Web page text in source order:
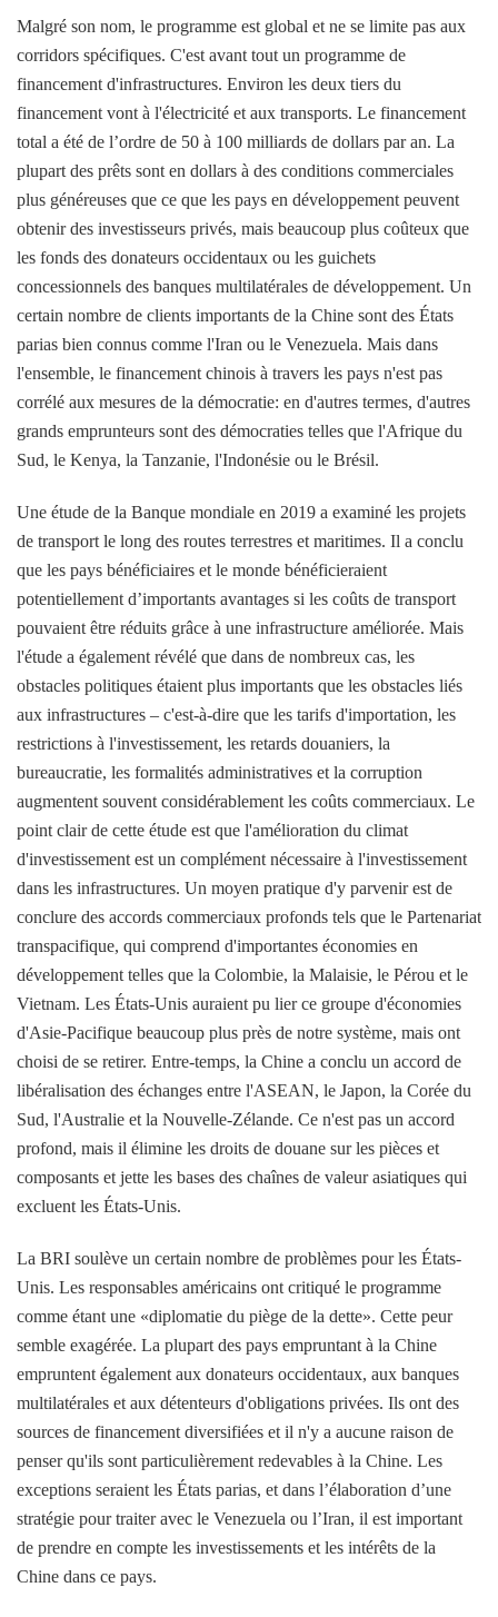
Malgré son nom, le programme est global et ne se limite pas aux
corridors spécifiques. C'est avant tout un programme de
financement d'infrastructures. Environ les deux tiers du
financement vont à l'électricité et aux transports. Le financement
total a été de l’ordre de 50 à 100 milliards de dollars par an. La
plupart des prêts sont en dollars à des conditions commerciales
plus généreuses que ce que les pays en développement peuvent
obtenir des investisseurs privés, mais beaucoup plus coûteux que
les fonds des donateurs occidentaux ou les guichets
concessionnels des banques multilatérales de développement. Un
certain nombre de clients importants de la Chine sont des États
parias bien connus comme l'Iran ou le Venezuela. Mais dans
l'ensemble, le financement chinois à travers les pays n'est pas
corrélé aux mesures de la démocratie: en d'autres termes, d'autres
grands emprunteurs sont des démocraties telles que l'Afrique du
Sud, le Kenya, la Tanzanie, l'Indonésie ou le Brésil.
Une étude de la Banque mondiale en 2019 a examiné les projets
de transport le long des routes terrestres et maritimes. Il a conclu
que les pays bénéficiaires et le monde bénéficieraient
potentiellement d’importants avantages si les coûts de transport
pouvaient être réduits grâce à une infrastructure améliorée. Mais
l'étude a également révélé que dans de nombreux cas, les
obstacles politiques étaient plus importants que les obstacles liés
aux infrastructures – c'est-à-dire que les tarifs d'importation, les
restrictions à l'investissement, les retards douaniers, la
bureaucratie, les formalités administratives et la corruption
augmentent souvent considérablement les coûts commerciaux. Le
point clair de cette étude est que l'amélioration du climat
d'investissement est un complément nécessaire à l'investissement
dans les infrastructures. Un moyen pratique d'y parvenir est de
conclure des accords commerciaux profonds tels que le Partenariat
transpacifique, qui comprend d'importantes économies en
développement telles que la Colombie, la Malaisie, le Pérou et le
Vietnam. Les États-Unis auraient pu lier ce groupe d'économies
d'Asie-Pacifique beaucoup plus près de notre système, mais ont
choisi de se retirer. Entre-temps, la Chine a conclu un accord de
libéralisation des échanges entre l'ASEAN, le Japon, la Corée du
Sud, l'Australie et la Nouvelle-Zélande. Ce n'est pas un accord
profond, mais il élimine les droits de douane sur les pièces et
composants et jette les bases des chaînes de valeur asiatiques qui
excluent les États-Unis.
La BRI soulève un certain nombre de problèmes pour les États-
Unis. Les responsables américains ont critiqué le programme
comme étant une «diplomatie du piège de la dette». Cette peur
semble exagérée. La plupart des pays empruntant à la Chine
empruntent également aux donateurs occidentaux, aux banques
multilatérales et aux détenteurs d'obligations privées. Ils ont des
sources de financement diversifiées et il n'y a aucune raison de
penser qu'ils sont particulièrement redevables à la Chine. Les
exceptions seraient les États parias, et dans l’élaboration d’une
stratégie pour traiter avec le Venezuela ou l’Iran, il est important
de prendre en compte les investissements et les intérêts de la
Chine dans ce pays.